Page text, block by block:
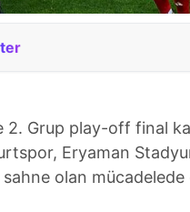
2. Grup play-off final
Eryaman
olan